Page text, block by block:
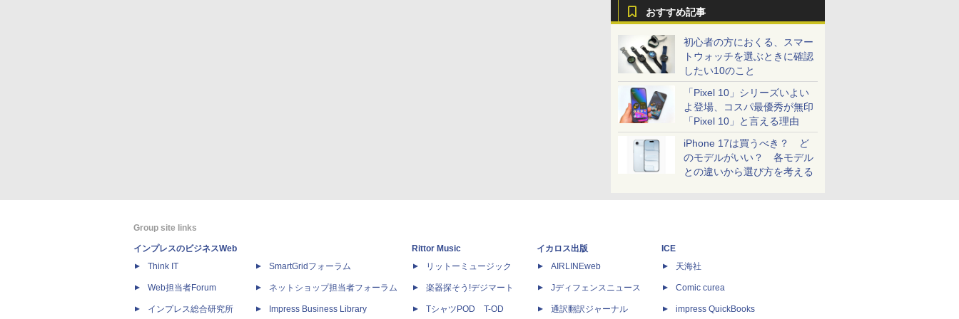
おすすめ記事
初心者の方におくる、スマー
トウォッチを選ぶときに確認
したい10のこと
「Pixel 10」シリーズいよい
よ登場、コスパ最優秀が無印
「Pixel 10」と言える理由
iPhone 17は買うべき？ ど
のモデルがいい？ 各モデル
との違いから選び方を考える
Group site links
インプレスのビジネスWeb
Think IT
Web担当者Forum
インプレス総合研究所
SmartGridフォーラム
ネットショップ担当者フォーラム
Impress Business Library
Rittor Music
リットーミュージック
楽器探そう!デジマート
TシャツPOD T-OD
イカロス出版
AIRLINEweb
Jディフェンスニュース
通訳翻訳ジャーナル
ICE
天海社
Comic curea
impress QuickBooks